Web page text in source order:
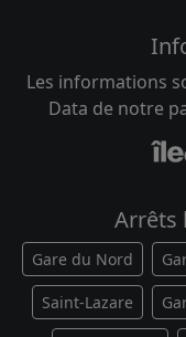
Les informations
Data de notre
Arrêts
Gare du Nord
Saint-Lazare